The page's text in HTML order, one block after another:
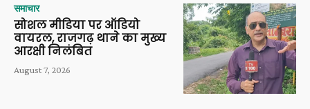
समाचार
सोशल मीडिया पर ऑडियो
वायरल, राजगढ़ थाने का मुख्य
आरक्षी निलंबित
August 7, 2026